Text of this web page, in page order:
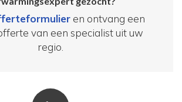
en ontvang een
van een specialist uit uw
regio.